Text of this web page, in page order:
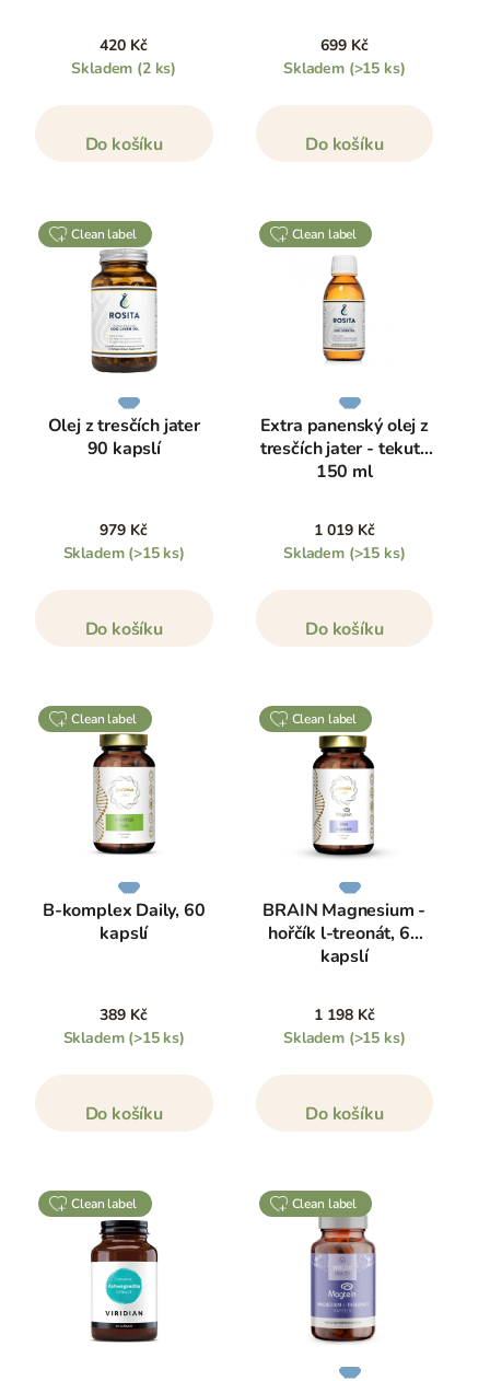
420 Kč
Skladem (2 ks)
Do košíku
699 Kč
Skladem (>15 ks)
Do košíku
clean label
Olej z tresčích jater
90 kapslí
979 Kč
Skladem (>15 ks)
Do košíku
clean label
Extra panenský olej z
tresčích jater - tekutý
150 ml
1 019 Kč
Skladem (>15 ks)
Do košíku
clean label
B-komplex Daily, 60
kapslí
389 Kč
Skladem (>15 ks)
Do košíku
clean label
BRAIN Magnesium -
hořčík l-treonát, 60
kapslí
1 198 Kč
Skladem (>15 ks)
Do košíku
clean label clean label